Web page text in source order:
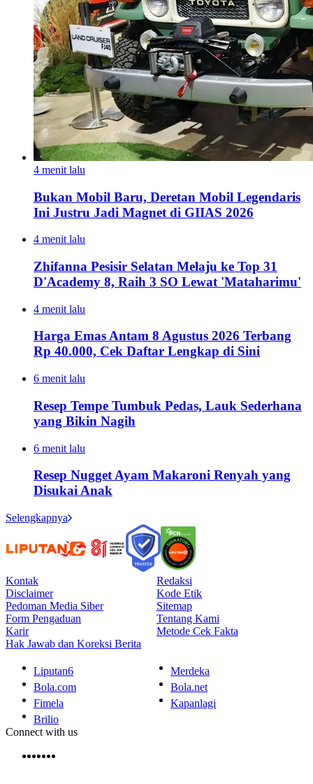
4 menit lalu
Bukan Mobil Baru, Deretan Mobil Legendaris
Ini Justru Jadi Magnet di GIIAS 2026
4 menit lalu
Zhifanna Pesisir Selatan Melaju ke Top 31
D'Academy 8, Raih 3 SO Lewat 'Mataharimu'
4 menit lalu
Harga Emas Antam 8 Agustus 2026 Terbang
Rp 40.000, Cek Daftar Lengkap di Sini
6 menit lalu
Resep Tempe Tumbuk Pedas, Lauk Sederhana
yang Bikin Nagih
6 menit lalu
Resep Nugget Ayam Makaroni Renyah yang
Disukai Anak
Selengkapnya
Kontak
Redaksi
Disclaimer
Kode Etik
Pedoman Media Siber
Sitemap
Form Pengaduan
Tentang Kami
Karir
Metode Cek Fakta
Hak Jawab dan Koreksi Berita
Liputan6
Merdeka
Bola.com
Bola.net
Fimela
Kapanlagi
Brilio
Connect with us